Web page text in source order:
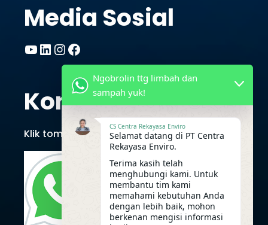
Media Sosial
YouTube LinkedIn InstagramFacebook
Kontak CRE
Klik tombol berikut untuk chat via Whatsapp
Ngobrolin ttg limbah dan
sampah yuk!
CS Centra Rekayasa Enviro
Selamat datang di PT Centra
Rekayasa Enviro.
Terima kasih telah
menghubungi kami. Untuk
membantu tim kami
memahami kebutuhan Anda
dengan lebih baik, mohon
berkenan mengisi informasi